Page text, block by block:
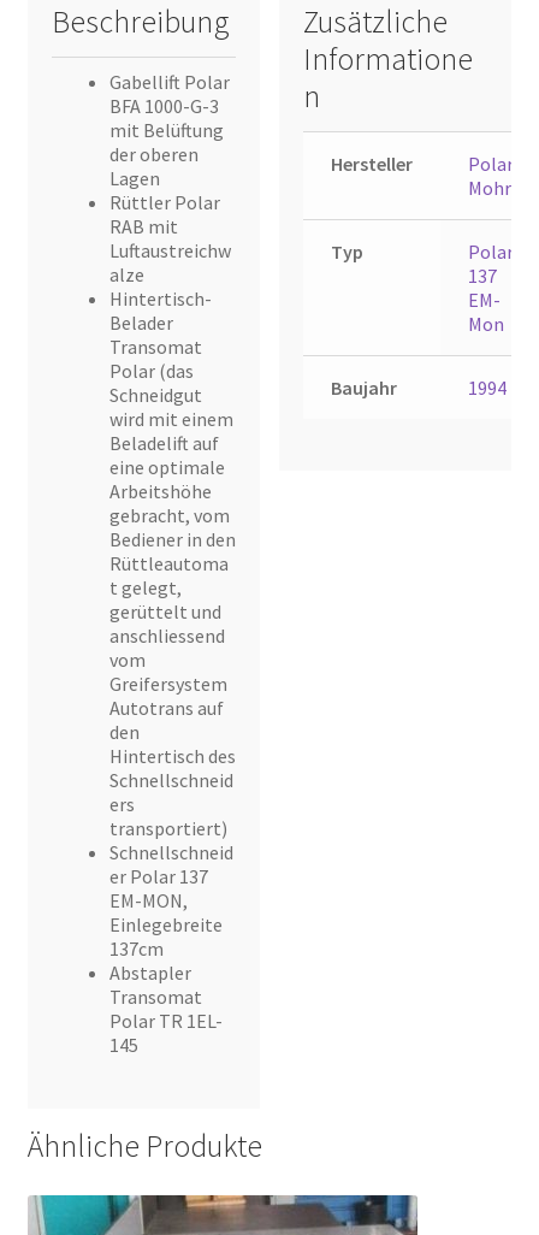
Beschreibung
Gabellift Polar
BFA 1000-G-3
mit Belüftung
der oberen
Lagen
Rüttler Polar
RAB mit
Luftaustreichw
alze
Hintertisch-
Belader
Transomat
Polar (das
Schneidgut
wird mit einem
Beladelift auf
eine optimale
Arbeitshöhe
gebracht, vom
Bediener in den
Rüttleautoma
t gelegt,
gerüttelt und
anschliessend
vom
Greifersystem
Autotrans auf
den
Hintertisch des
Schnellschneid
ers
transportiert)
Schnellschneid
er Polar 137
EM-MON,
Einlegebreite
137cm
Abstapler
Transomat
Polar TR 1EL-
145
Zusätzliche
Informatione
n
Hersteller
Polar
Mohr
Typ
Polar
137
EM-
Mon
Baujahr 1994
Ähnliche Produkte